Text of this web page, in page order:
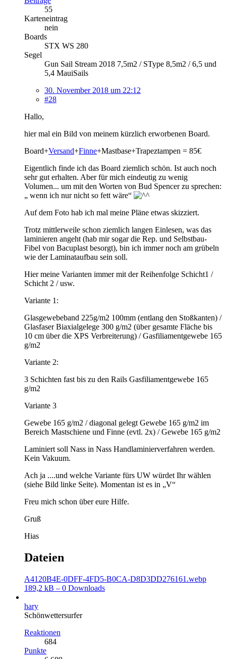
55
Karteneintrag
nein
Boards
STX WS 280
Segel
Gun Sail Stream 2018 7,5m2 / SType 8,5m2 / 6,5 und
5,4 MauiSails
30. November 2018 um 22:12
#28
Hallo,
hier mal ein Bild von meinem kürzlich erworbenen Board.
Board+Versand+Finne+Mastbase+Trapeztampen = 85€
Eigentlich finde ich das Board ziemlich schön. Ist auch noch
sehr gut erhalten. Aber für mich eindeutig zu wenig
Volumen... um mit den Worten von Bud Spencer zu sprechen:
„ wenn ich nur nicht so fett wäre“
Auf dem Foto hab ich mal meine Pläne etwas skizziert.
Trotz mittlerweile schon ziemlich langen Einlesen, was das
laminieren angeht (hab mir sogar die Rep. und Selbstbau-
Fibel von Bacuplast besorgt), bin ich immer noch am grübeln
wie der Laminataufbau sein soll.
Hier meine Varianten immer mit der Reihenfolge Schicht1 /
Schicht 2 / usw.
Variante 1:
Glasgewebeband 225g/m2 100mm (entlang den Stoßkanten) /
Glasfaser Biaxialgelege 300 g/m2 (über gesamte Fläche bis
10 cm über die XPS Verbreiterung) / Gasfiliamentgewebe 165
g/m2
Variante 2:
3 Schichten fast bis zu den Rails Gasfiliamentgewebe 165
g/m2
Variante 3
Gewebe 165 g/m2 / diagonal gelegt Gewebe 165 g/m2 im
Bereich Mastschiene und Finne (evtl. 2x) / Gewebe 165 g/m2
Laminiert soll Nass in Nass Handlaminierverfahren werden.
Kein Vakuum.
Ach ja ....und welche Variante fürs UW würdet Ihr wählen
(siehe Bild linke Seite). Momentan ist es in „V“
Freu mich schon über eure Hilfe.
Gruß
Hias
Dateien
A4120B4E-0DFF-4FD5-B0CA-D8D3DD276161.webp
189,2 kB – 0 Downloads
hary
Schönwettersurfer
Reaktionen
684
Punkte